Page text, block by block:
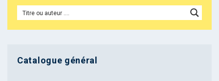
Catalogue général